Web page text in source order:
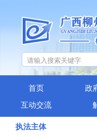
首页 政
互动交流
执法主体